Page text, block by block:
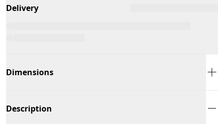
Delivery
Dimensions
Description